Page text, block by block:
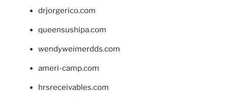
drjorgerico.com
queensushipa.com
wendyweimerdds.com
ameri-camp.com
hrsreceivables.com